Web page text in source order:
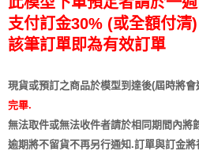
支付訂金30% (或全額付清)
該筆訂單即為有效訂單
現貨或預訂之商品於模型到達後(屆時將
完畢.
無法取件或無法收件者請於相同期間內將
逾期將不留貨不再另行通知.訂單與訂金將